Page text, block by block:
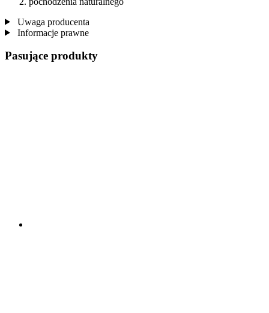
Uwaga producenta
Informacje prawne
Pasujące produkty